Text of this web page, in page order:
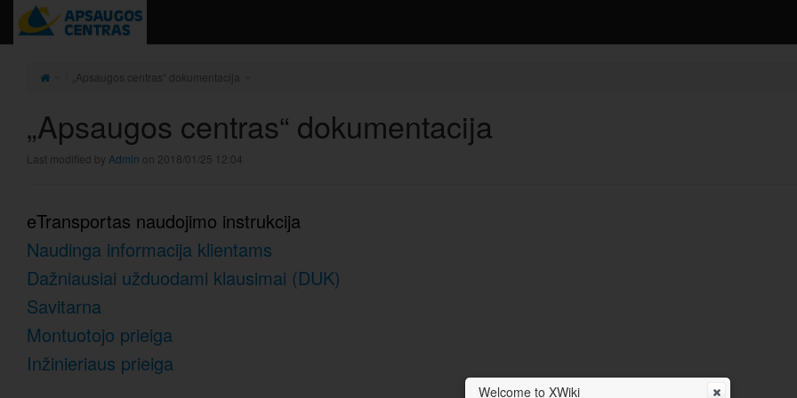
„Apsaugos centras“ dokumentacija
„Apsaugos centras“ dokumentacija
Last modified by Admin on 2018/01/25 12:04
eTransportas naudojimo instrukcija
Naudinga informacija klientams
Dažniausiai užduodami klausimai (DUK)
Savitarna
Montuotojo prieiga
Inžinieriaus prieiga
Welcome to XWiki